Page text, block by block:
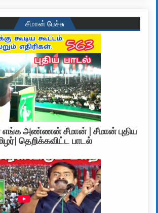
சீமான் பேச்சு
எங்க அண்ணன் சீமான் | சீமான் புதிய
தெறிக்கவிட்ட பாடல்